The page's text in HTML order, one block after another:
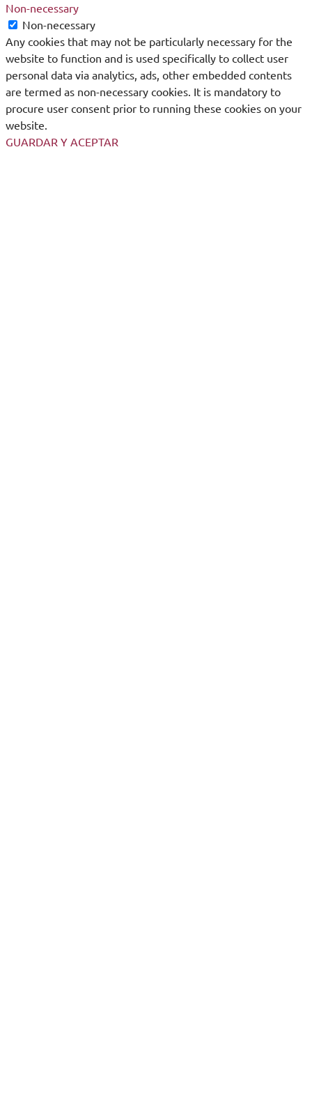
Non-necessary
Non-necessary
Any cookies that may not be particularly necessary for the
website to function and is used specifically to collect user
personal data via analytics, ads, other embedded contents
are termed as non-necessary cookies. It is mandatory to
procure user consent prior to running these cookies on your
website.
GUARDAR Y ACEPTAR